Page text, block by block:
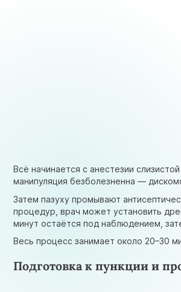
Всё начинается с анестезии
манипуляция безболезненна —
Затем пазуху промывают
процедур, врач может установить
минут остаётся под наблюдением,
Весь процесс занимает около 20–30
Подготовка к пункции и